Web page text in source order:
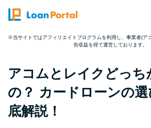
トップページ
おすすめコンテンツ
※当サイトではアフィリエイトプログラムを利用し、事業者(ア
告収益を得て運営しております。
アコムとレイクどっち
の？ カードローンの
底解説！